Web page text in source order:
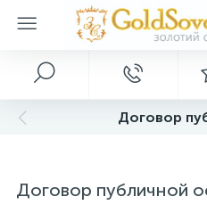
Договор
Договор публичной
Главное меню
Акции и скидки
Серебряные украшения
Серебряные серьги
Золотые украшения
Золотые браслеты
Декор
Ключницы